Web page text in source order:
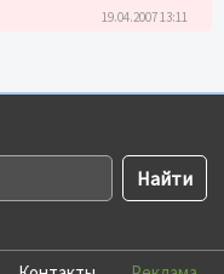
19.04.2007 13:11